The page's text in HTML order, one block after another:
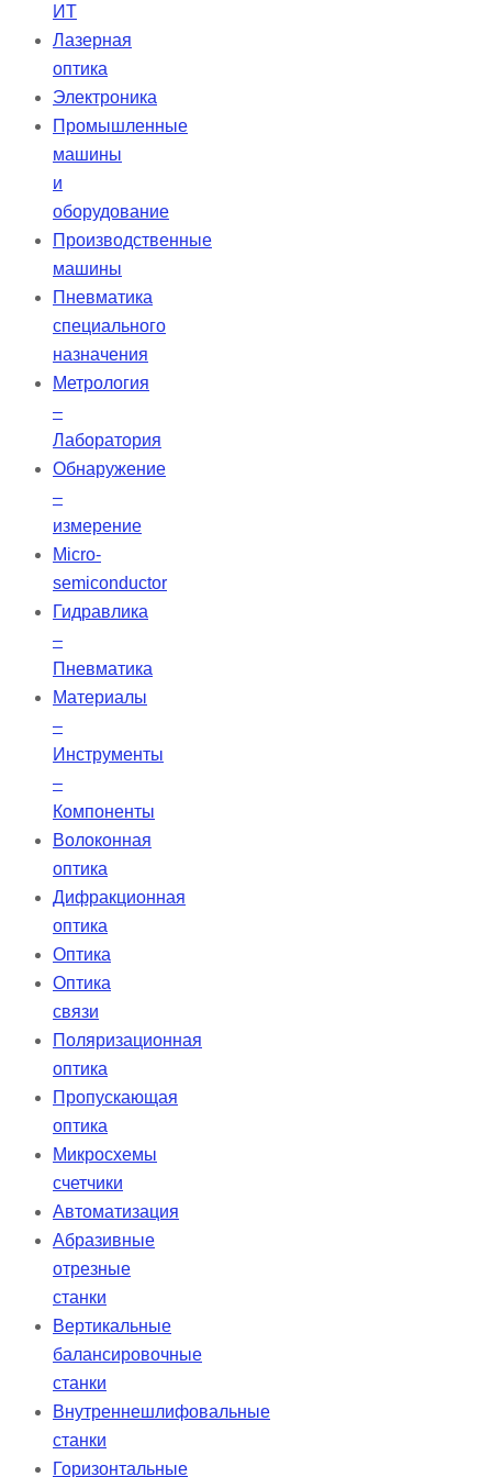
ИТ
Лазерная
оптика
Электроника
Промышленные
машины
и
оборудование
Производственные
машины
Пневматика
специального
назначения
Метрология
–
Лаборатория
Обнаружение
–
измерение
Micro-
semiconductor
Гидравлика
–
Пневматика
Материалы
–
Инструменты
–
Компоненты
Волоконная
оптика
Дифракционная
оптика
Оптика
Оптика
связи
Поляризационная
оптика
Пропускающая
оптика
Микросхемы
счетчики
Автоматизация
Абразивные
отрезные
станки
Вертикальные
балансировочные
станки
Внутреннешлифовальные
станки
Горизонтальные